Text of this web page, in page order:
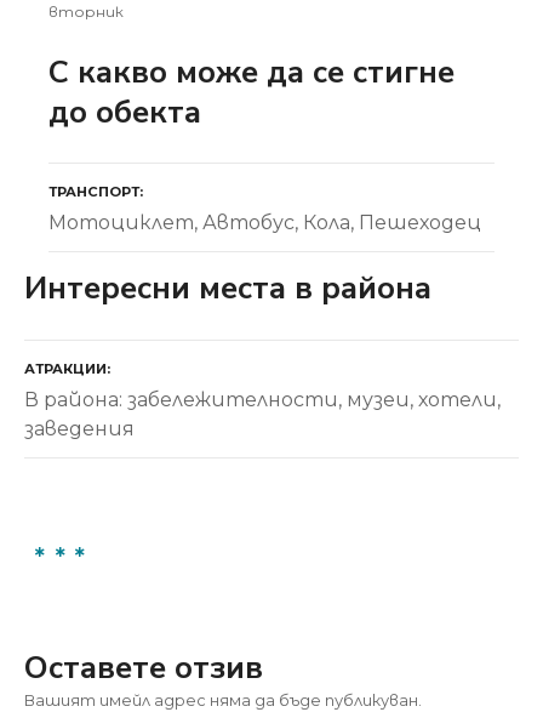
вторник
С какво може да се стигне
до обекта
ТРАНСПОРТ
Мотоциклет Автобус Кола Пешеходец
Интересни места в района
АТРАКЦИИ
В района: забележителности, музеи, хотели,
заведения
Оставете отзив
Вашият имейл адрес няма да бъде публикуван.